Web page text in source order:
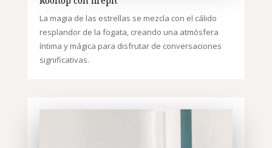
La magia de las estrellas se mezcla con el cálido
resplandor de la fogata, creando una atmósfera
íntima y mágica para disfrutar de conversaciones
significativas.